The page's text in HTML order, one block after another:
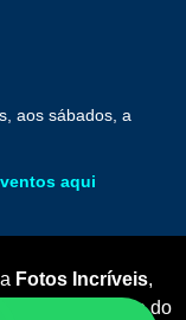
aos sábados, a
aqui
Fotos Incríveis,
com apoio do